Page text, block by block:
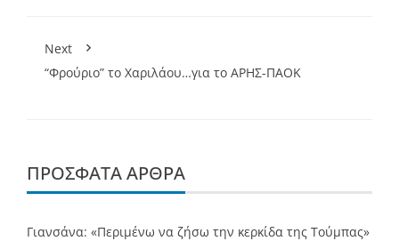
Next
“Φρούριο” το Χαριλάου…για το ΑΡΗΣ-ΠΑΟΚ
ΠΡΌΣΦΑΤΑ ΆΡΘΡΑ
Γιανσάνα: «Περιμένω να ζήσω την κερκίδα της Τούμπας»